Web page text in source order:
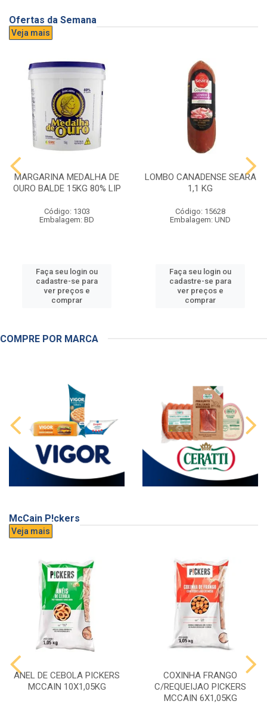
Ofertas da Semana
Veja mais
MARGARINA MEDALHA DE
OURO BALDE 15KG 80% LIP
Código: 1303
Embalagem: BD
Faça seu login ou
cadastre-se para
ver preços e
comprar
LOMBO CANADENSE SEARA
1,1 KG
Código: 15628
Embalagem: UND
Faça seu login ou
cadastre-se para
ver preços e
comprar
COMPRE POR MARCA
McCain P!ckers
Veja mais
ANEL DE CEBOLA PICKERS
MCCAIN 10X1,05KG
COXINHA FRANGO
C/REQUEIJAO PICKERS
MCCAIN 6X1,05KG